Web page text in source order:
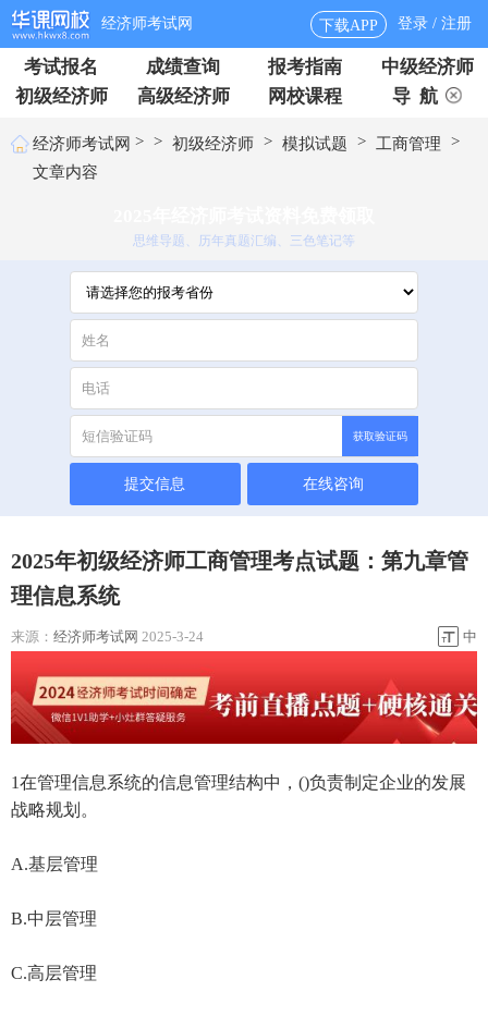
经济师考试网 下载APP 登录 / 注册
考试报名 成绩查询 报考指南
中级经济师
初级经济师
高级经济师 网校课程 导 航
经济师考试网 > > 初级经济师 > 模拟试题 > 工商管理
>
文章内容
思维导题、历年真题汇编、三色笔记等
获取验证码
提交信息 在线咨询
2025年初级经济师工商管理考点试题：第九章管
理信息系统
来源： 经济师考试网 2025-3-24 中
1在管理信息系统的信息管理结构中，()负责制定企业的发展
战略规划。
A.基层管理
B.中层管理
C.高层管理